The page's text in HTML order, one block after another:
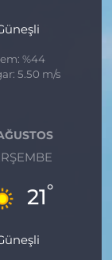
%44
5.50 m/s
21°